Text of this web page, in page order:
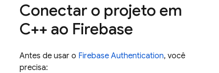
Conectar o projeto em
C++ ao Firebase
Antes de usar o Firebase Authentication, você
precisa: